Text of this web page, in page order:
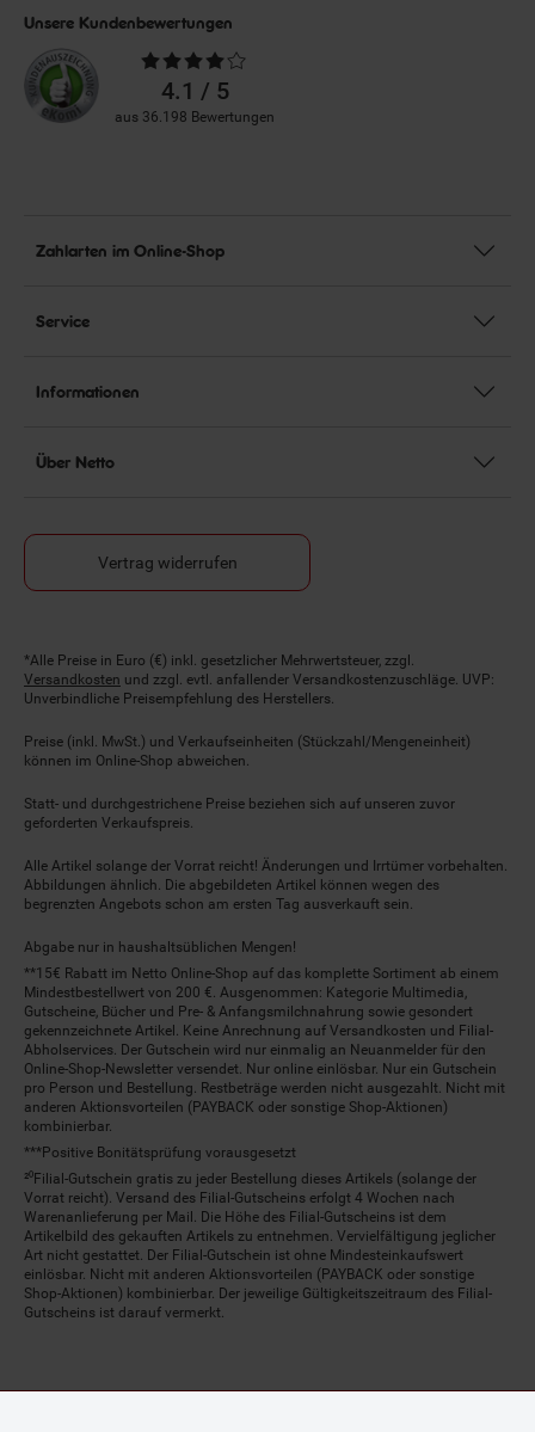
Unsere Kundenbewertungen
Durchschnittliche
Bewertungen4.1 / 5
aus 36.198 Bewertungen
Zahlarten im Online-Shop
Service
Informationen
Über Netto
Vertrag widerrufen
Fußnoten
*Alle Preise in Euro (€) inkl. gesetzlicher Mehrwertsteuer, zzgl.
Versandkosten und zzgl. evtl. anfallender Versandkostenzuschläge. UVP:
Unverbindliche Preisempfehlung des Herstellers.
Preise (inkl. MwSt.) und Verkaufseinheiten (Stückzahl/Mengeneinheit)
können im Online-Shop abweichen.
Statt- und durchgestrichene Preise beziehen sich auf unseren zuvor
geforderten Verkaufspreis.
Alle Artikel solange der Vorrat reicht! Änderungen und Irrtümer vorbehalten.
Abbildungen ähnlich. Die abgebildeten Artikel können wegen des
begrenzten Angebots schon am ersten Tag ausverkauft sein.
Abgabe nur in haushaltsüblichen Mengen!
**15€ Rabatt im Netto Online-Shop auf das komplette Sortiment ab einem
Mindestbestellwert von 200 €. Ausgenommen: Kategorie Multimedia,
Gutscheine, Bücher und Pre- & Anfangsmilchnahrung sowie gesondert
gekennzeichnete Artikel. Keine Anrechnung auf Versandkosten und Filial-
Abholservices. Der Gutschein wird nur einmalig an Neuanmelder für den
Online-Shop-Newsletter versendet. Nur online einlösbar. Nur ein Gutschein
pro Person und Bestellung. Restbeträge werden nicht ausgezahlt. Nicht mit
anderen Aktionsvorteilen (PAYBACK oder sonstige Shop-Aktionen)
kombinierbar.
***Positive Bonitätsprüfung vorausgesetzt
²⁰Filial-Gutschein gratis zu jeder Bestellung dieses Artikels (solange der
Vorrat reicht). Versand des Filial-Gutscheins erfolgt 4 Wochen nach
Warenanlieferung per Mail. Die Höhe des Filial-Gutscheins ist dem
Artikelbild des gekauften Artikels zu entnehmen. Vervielfältigung jeglicher
Art nicht gestattet. Der Filial-Gutschein ist ohne Mindesteinkaufswert
einlösbar. Nicht mit anderen Aktionsvorteilen (PAYBACK oder sonstige
Shop-Aktionen) kombinierbar. Der jeweilige Gültigkeitszeitraum des Filial-
Gutscheins ist darauf vermerkt.